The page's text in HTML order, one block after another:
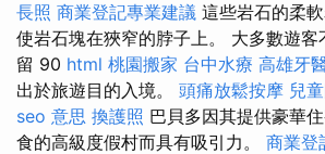
長照 商業登記專業建議 這些岩石的柔
使岩石塊在狹窄的脖子上。 大多數遊
留 90 html 桃園搬家 台中水療 高雄牙
出於旅遊目的入境。 頭痛放鬆按摩 兒
seo 意思 換護照 巴貝多因其提供豪華
食的高級度假村而具有吸引力。 商業登